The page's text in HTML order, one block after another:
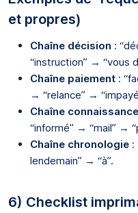
et propres)
Chaîne décision :
“instruction” → “vous
Chaîne paiement :
→ “relance” →
Chaîne connaissance
“informé” → “mail” →
Chaîne chronologie :
lendemain” → “à”.
6) Checklist